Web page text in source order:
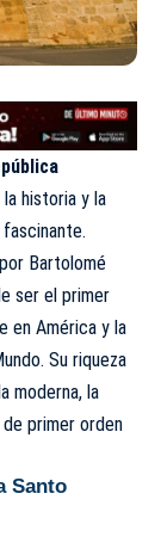
historia y la
Bartolomé
ser el primer
en América y la
Su riqueza
moderna, la
primer orden
Santo